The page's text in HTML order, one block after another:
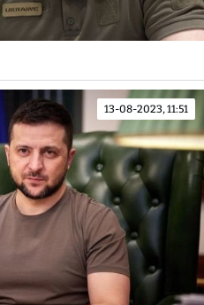
13-08-2023, 11:51